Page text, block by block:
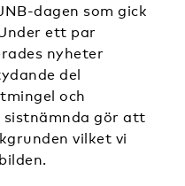
dagen som gick
ett par
nyheter
del
och
gör att
vilket vi